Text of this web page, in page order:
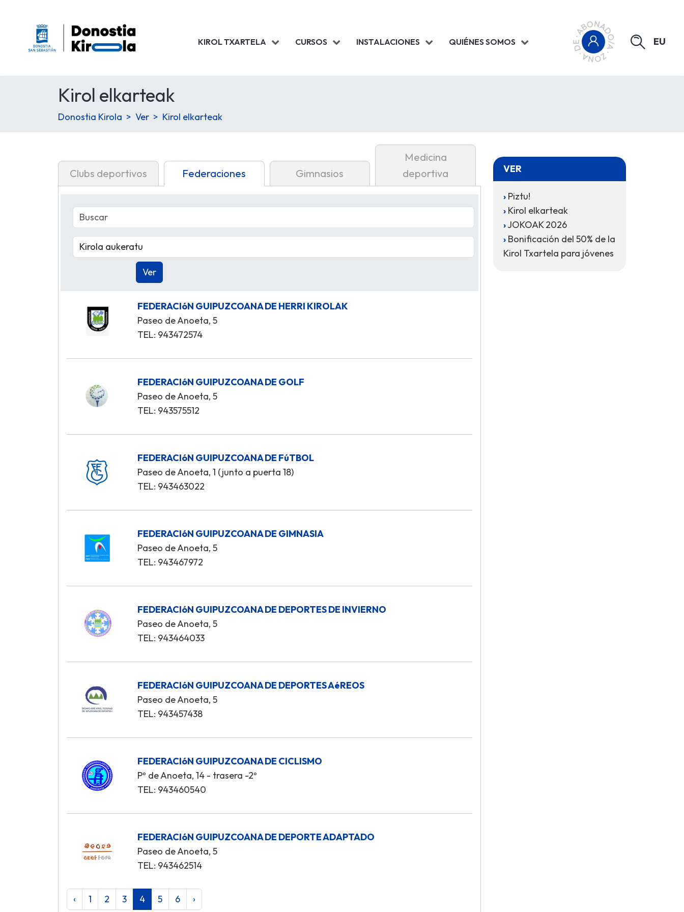
KIROL TXARTELA CURSOS INSTALACIONES QUIÉNES SOMOS EU
Kirol elkarteak
Donostia Kirola Ver Kirol elkarteak
Clubs deportivos Federaciones Gimnasios
Medicina
deportiva
FEDERACIóN GUIPUZCOANA DE HERRI KIROLAK
Paseo de Anoeta, 5
TEL: 943472574
FEDERACIóN GUIPUZCOANA DE GOLF
Paseo de Anoeta, 5
TEL: 943575512
FEDERACIóN GUIPUZCOANA DE FúTBOL
Paseo de Anoeta, 1 (junto a puerta 18)
TEL: 943463022
FEDERACIóN GUIPUZCOANA DE GIMNASIA
Paseo de Anoeta, 5
TEL: 943467972
FEDERACIóN GUIPUZCOANA DE DEPORTES DE INVIERNO
Paseo de Anoeta, 5
TEL: 943464033
FEDERACIóN GUIPUZCOANA DE DEPORTES AéREOS
Paseo de Anoeta, 5
TEL: 943457438
FEDERACIóN GUIPUZCOANA DE CICLISMO
Pº de Anoeta, 14 - trasera -2º
TEL: 943460540
FEDERACIóN GUIPUZCOANA DE DEPORTE ADAPTADO
Paseo de Anoeta, 5
TEL: 943462514
‹ 1 2 3 4 5 6 ›
VER
Piztu!
Kirol elkarteak
JOKOAK 2026
Bonificación del 50% de la
Kirol Txartela para jóvenes